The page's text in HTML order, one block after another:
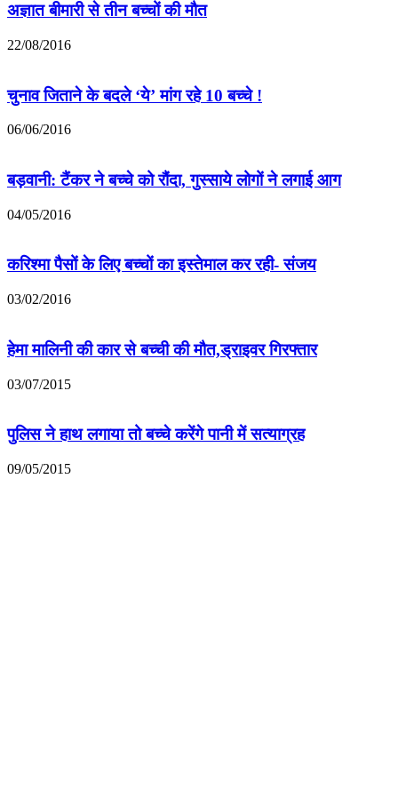
अज्ञात बीमारी से तीन बच्चों की मौत
22/08/2016
चुनाव जिताने के बदले ‘ये’ मांग रहे 10 बच्चे !
06/06/2016
बड़वानी: टैंकर ने बच्चे को रौंदा, गुस्साये लोगों ने लगाई आग
04/05/2016
करिश्मा पैसों के लिए बच्चों का इस्तेमाल कर रही- संजय
03/02/2016
हेमा मालिनी की कार से बच्ची की मौत,ड्राइवर गिरफ्तार
03/07/2015
पुलिस ने हाथ लगाया तो बच्चे करेंगे पानी में सत्याग्रह
09/05/2015